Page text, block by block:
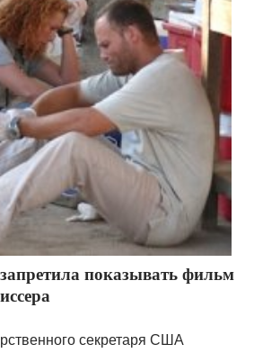
показывать фильм
секретаря США